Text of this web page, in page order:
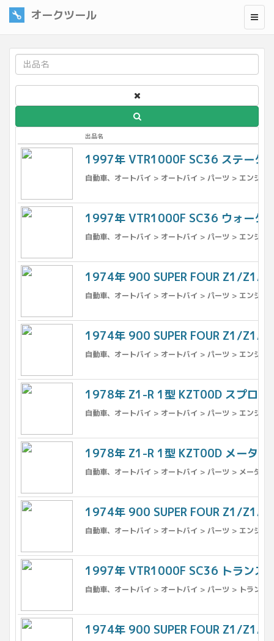
オークツール
出品名
1997年 VTR1000F SC36 ステータ
自動車、オートバイ > オートバイ > パーツ > エンジン
1997年 VTR1000F SC36 ウォータ
自動車、オートバイ > オートバイ > パーツ > エンジン
1974年 900 SUPER FOUR Z1/Z1A
自動車、オートバイ > オートバイ > パーツ > エンジン
1974年 900 SUPER FOUR Z1/Z1A
自動車、オートバイ > オートバイ > パーツ > エンジン
1978年 Z1-R 1型 KZT00D スプロケ
自動車、オートバイ > オートバイ > パーツ > エンジン
1978年 Z1-R 1型 KZT00D メーター
自動車、オートバイ > オートバイ > パーツ > メーター
1974年 900 SUPER FOUR Z1/Z1A
自動車、オートバイ > オートバイ > パーツ > エンジン
1997年 VTR1000F SC36 トランス
自動車、オートバイ > オートバイ > パーツ > トランス
1974年 900 SUPER FOUR Z1/Z1A